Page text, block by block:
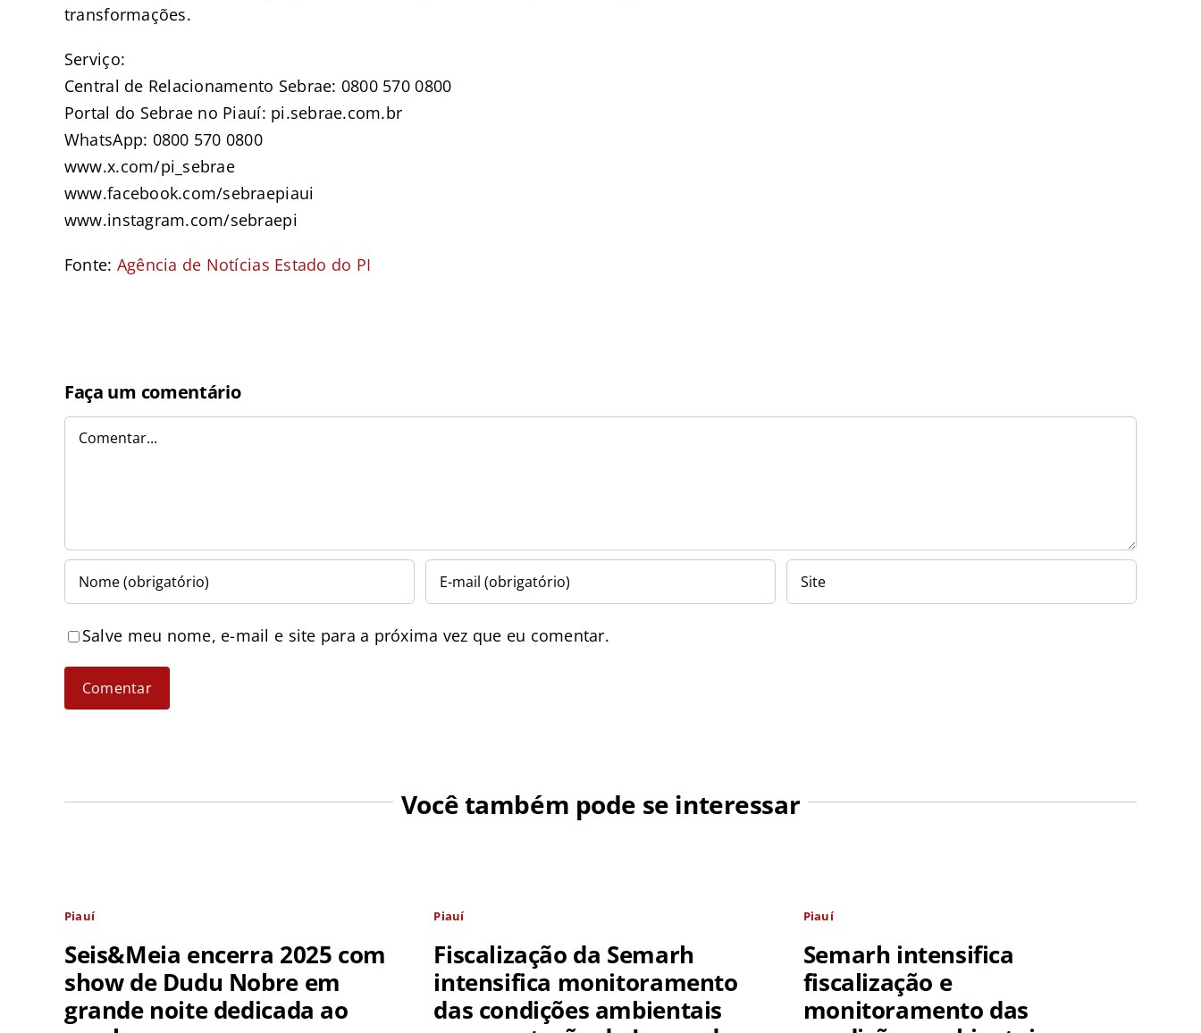
transformações.
Serviço:
Central de Relacionamento Sebrae: 0800 570 0800
Portal do Sebrae no Piauí: pi.sebrae.com.br
WhatsApp: 0800 570 0800
www.x.com/pi_sebrae
www.facebook.com/sebraepiaui
www.instagram.com/sebraepi
Fonte: Agência de Notícias Estado do PI
Faça um comentário
Comentar
Salve meu nome, e-mail e site para a próxima vez que eu comentar.
Você também pode se interessar
Piauí
Seis&Meia encerra 2025 com
show de Dudu Nobre em
grande noite dedicada ao
Piauí
Fiscalização da Semarh
intensifica monitoramento
das condições ambientais
Piauí
Semarh intensifica
fiscalização e
monitoramento das